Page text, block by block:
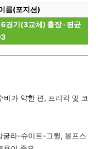
름(포지션)
경기(3교체) 출장 · 평균
비가 약한 편, 프리킥 및 코
굴라-슈미트-그륄, 볼프스